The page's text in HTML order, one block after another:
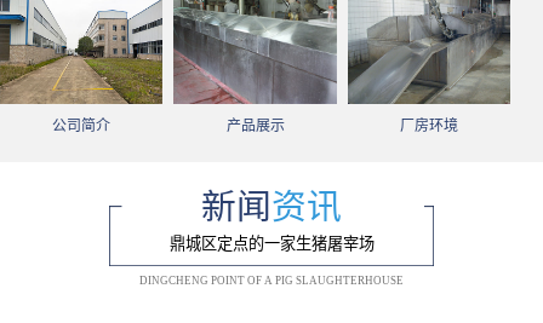
公司简介 产品展示 厂房环境
新闻资讯
鼎城区定点的一家生猪屠宰场
DINGCHENG POINT OF A PIG SLAUGHTERHOUSE